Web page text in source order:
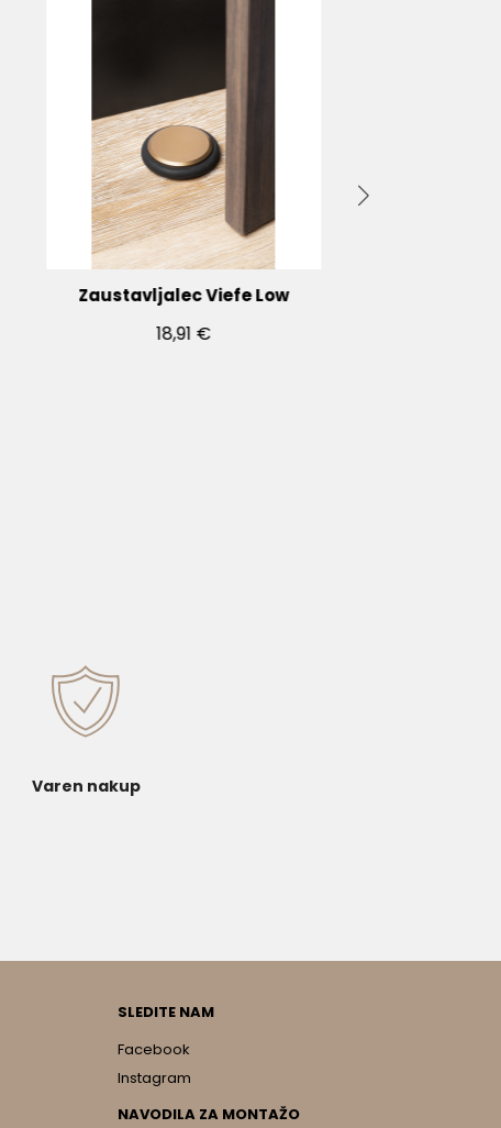
Zaustavljalec Viefe Low
18,91 €
Varen nakup
SLEDITE NAM
Facebook
Instagram
NAVODILA ZA MONTAŽO